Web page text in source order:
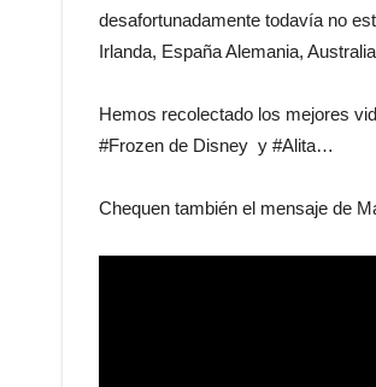
desafortunadamente todavía no
Irlanda, España Alemania,
Hemos recolectado los mejores
#Frozen de Disney y #Alita…
Chequen también el mensaje de